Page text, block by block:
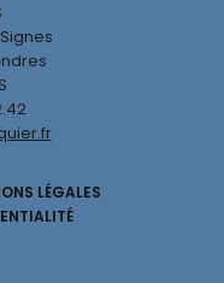
LÉGALES